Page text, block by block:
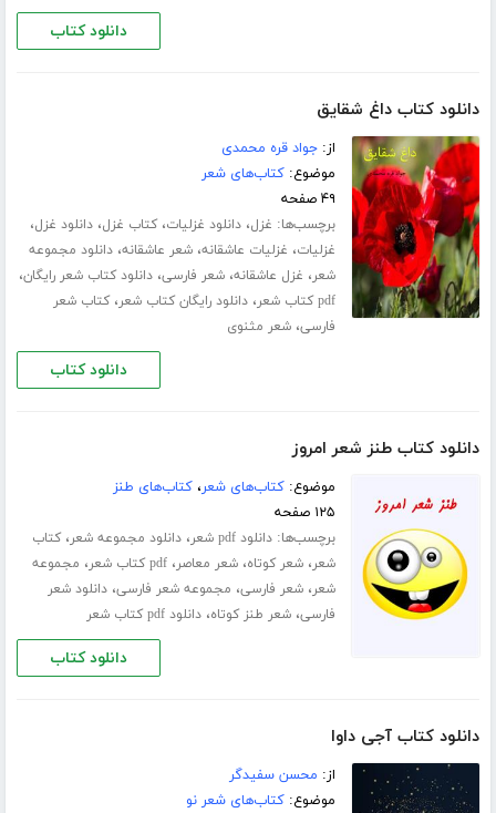
دانلود کتاب
دانلود کتاب داغ شقایق
از:جواد قره محمدی
موضوع:کتاب‌های شعر
۴۹ صفحه
برچسب‌ها: غزل،دانلود غزلیات،کتاب غزل،دانلود غزل،
غزلیات، غزلیات عاشقانه،شعر عاشقانه،دانلود مجموعه
شعر، غزل عاشقانه،شعر فارسی،دانلود کتاب شعر رایگان،
pdf کتاب شعر ،دانلود رایگان کتاب شعر،کتاب شعر
فارسی،شعر مثنوی
دانلود کتاب
دانلود کتاب طنز شعر امروز
موضوع:کتاب‌های شعر،کتاب‌های طنز
۱۲۵ صفحه
برچسب‌ها:دانلود pdf شعر ،دانلود مجموعه شعر،کتاب
شعر،شعر کوتاه،شعر معاصر،pdf کتاب شعر ، مجموعه
شعر،شعر فارسی، مجموعه شعر فارسی،دانلود شعر
فارسی،شعر طنز کوتاه،دانلود pdf کتاب شعر
دانلود کتاب
دانلود کتاب آجی داوا
از: محسن سفیدگر
موضوع:کتاب‌های شعر نو